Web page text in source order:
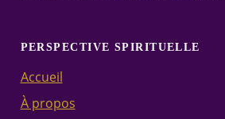
PERSPECTIVE SPIRITUELLE
Accueil
À propos